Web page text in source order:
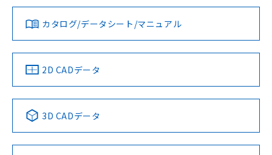
タイムチャート
上、n: 24mm以上
検出領域
ダウンロードデータをご利用いただく前に、以下を必ずお読
みください。
ソフトウェアの使用条件
対応済み
中国 RoHS 注意事項・凡例
Pb Hg Cd Cr(VI)
LR型式承認
（イギリス
船舶規格）
DNV型式承認
（ノルウェー
BV型式承認
（フランス
KR型式
（韓国
No No No No
この製品の規格認証/適合状況ページへ
その他の認証はこちらのページからご検索ください
カタログ/データシート/マニュアル
2D CADデータ
3D CADデータ